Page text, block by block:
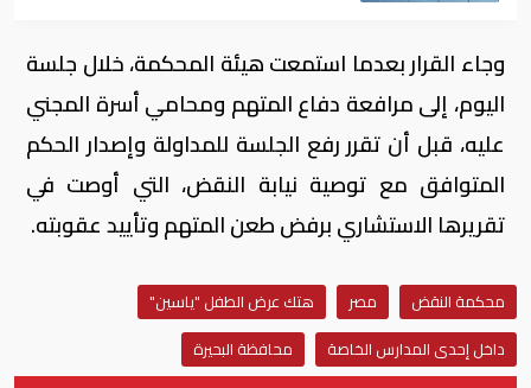
وجاء القرار بعدما استمعت هيئة المحكمة، خلال جلسة
اليوم، إلى مرافعة دفاع المتهم ومحامي أسرة المجني
عليه، قبل أن تقرر رفع الجلسة للمداولة وإصدار الحكم
المتوافق مع توصية نيابة النقض، التي أوصت في
تقريرها الاستشاري برفض طعن المتهم وتأييد عقوبته.
محكمة النقض مصر
هتك عرض الطفل "ياسين"
داخل إحدى المدارس الخاصة
محافظة البحيرة